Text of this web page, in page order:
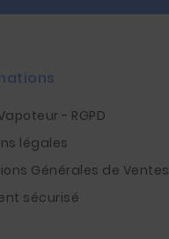
- RGPD
légales
Générales de Ventes
sécurisé